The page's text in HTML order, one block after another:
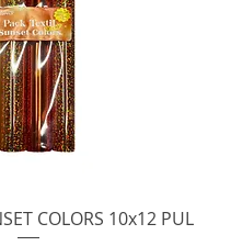
rápida
COLORS 10x12 PUL